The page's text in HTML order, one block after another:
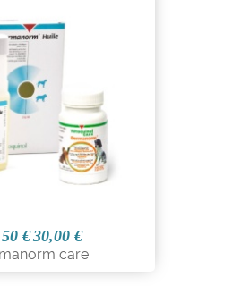
€30,00 €
care